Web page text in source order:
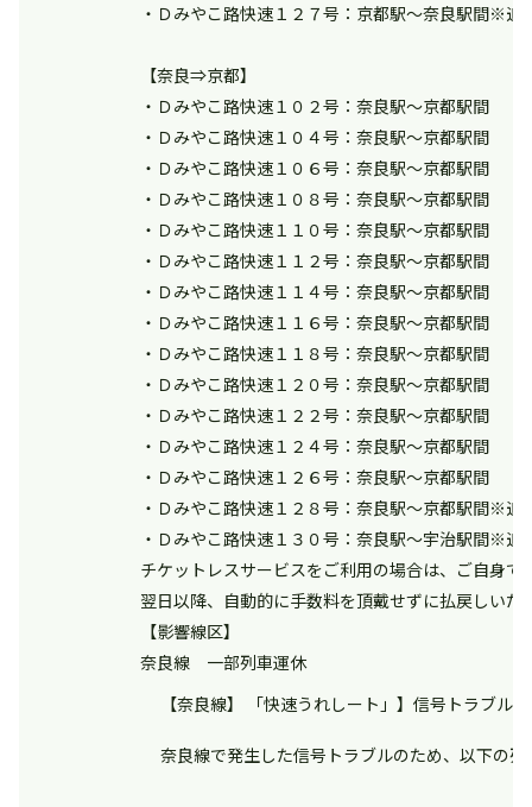
・Ｄみやこ路快速１２７号：京都駅～奈良駅間※追
【奈良⇒京都】
・Ｄみやこ路快速１０２号：奈良駅～京都駅間
・Ｄみやこ路快速１０４号：奈良駅～京都駅間
・Ｄみやこ路快速１０６号：奈良駅～京都駅間
・Ｄみやこ路快速１０８号：奈良駅～京都駅間
・Ｄみやこ路快速１１０号：奈良駅～京都駅間
・Ｄみやこ路快速１１２号：奈良駅～京都駅間
・Ｄみやこ路快速１１４号：奈良駅～京都駅間
・Ｄみやこ路快速１１６号：奈良駅～京都駅間
・Ｄみやこ路快速１１８号：奈良駅～京都駅間
・Ｄみやこ路快速１２０号：奈良駅～京都駅間
・Ｄみやこ路快速１２２号：奈良駅～京都駅間
・Ｄみやこ路快速１２４号：奈良駅～京都駅間
・Ｄみやこ路快速１２６号：奈良駅～京都駅間
・Ｄみやこ路快速１２８号：奈良駅～京都駅間※追
・Ｄみやこ路快速１３０号：奈良駅～宇治駅間※追
チケットレスサービスをご利用の場合は、ご自身
翌日以降、自動的に手数料を頂戴せずに払戻しいた
【影響線区】
奈良線 一部列車運休
【奈良線】 「快速うれしート」】信号トラブ
奈良線で発生した信号トラブルのため、以下の